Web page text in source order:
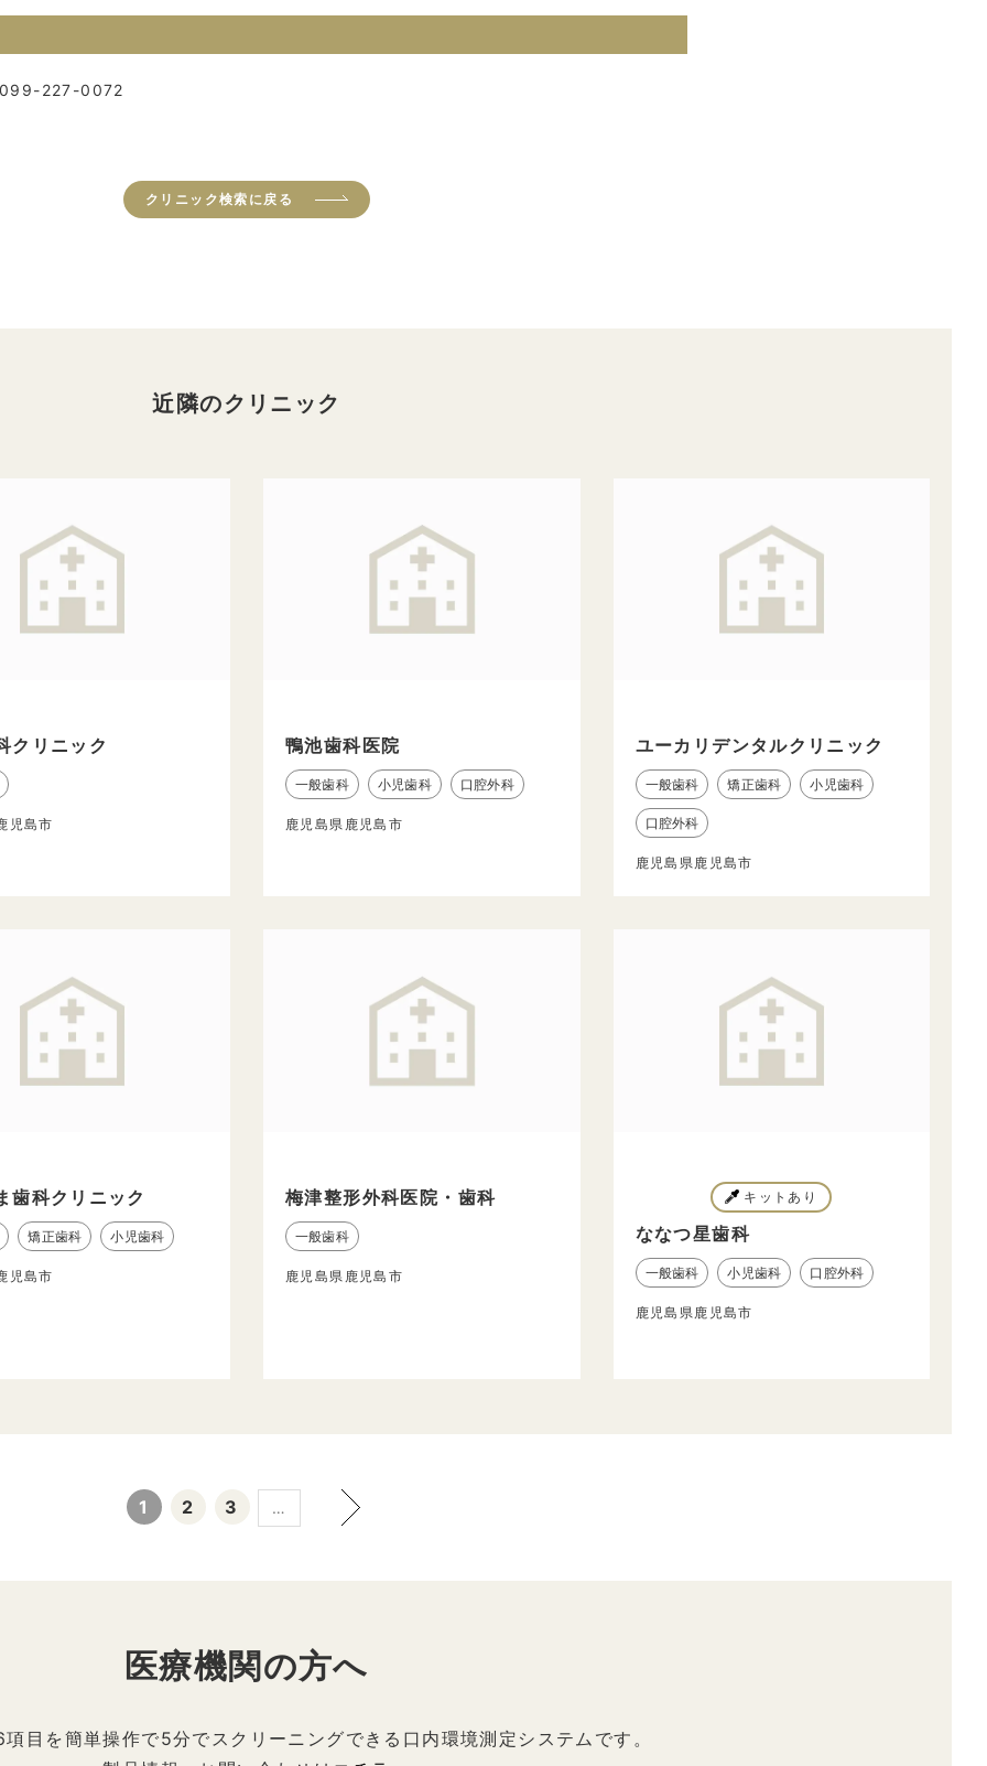
099-227-0072
クリニック検索に戻る
近隣のクリニック
クリニック
児島市
鴨池歯科医院
一般歯科 小児歯科 口腔外科
鹿児島県鹿児島市
ユーカリデンタルクリニック
一般歯科 矯正歯科 小児歯科
口腔外科
鹿児島県鹿児島市
歯科クリニック
矯正歯科 小児歯科
児島市
梅津整形外科医院・歯科
一般歯科
鹿児島県鹿児島市
キットあり
ななつ星歯科
一般歯科 小児歯科 口腔外科
鹿児島県鹿児島市
1 2 3 …
医療機関の方へ
目を簡単操作で5分でスクリーニングできる口内環境測定システムです。